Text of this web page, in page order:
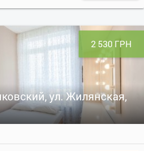
2 530 ГРН
ул. Жилянская,